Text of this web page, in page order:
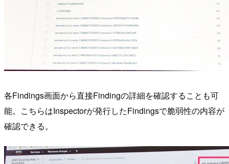
各Findings画面から直接Findingの詳細を確認することも可
能。こちらはInspectorが発行したFindingsで脆弱性の内容が
確認できる。